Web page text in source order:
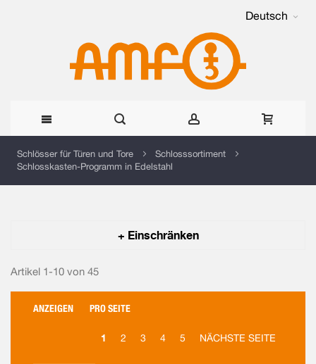
Deutsch
Direkt
Schlösser für Türen und Tore
Schlosssortiment
Schlosskasten-Programm in Edelstahl
+ Einschränken
Artikel 1-10 von 45
ANZEIGEN PRO SEITE
1 2 3 4 5 NÄCHSTE SEITE